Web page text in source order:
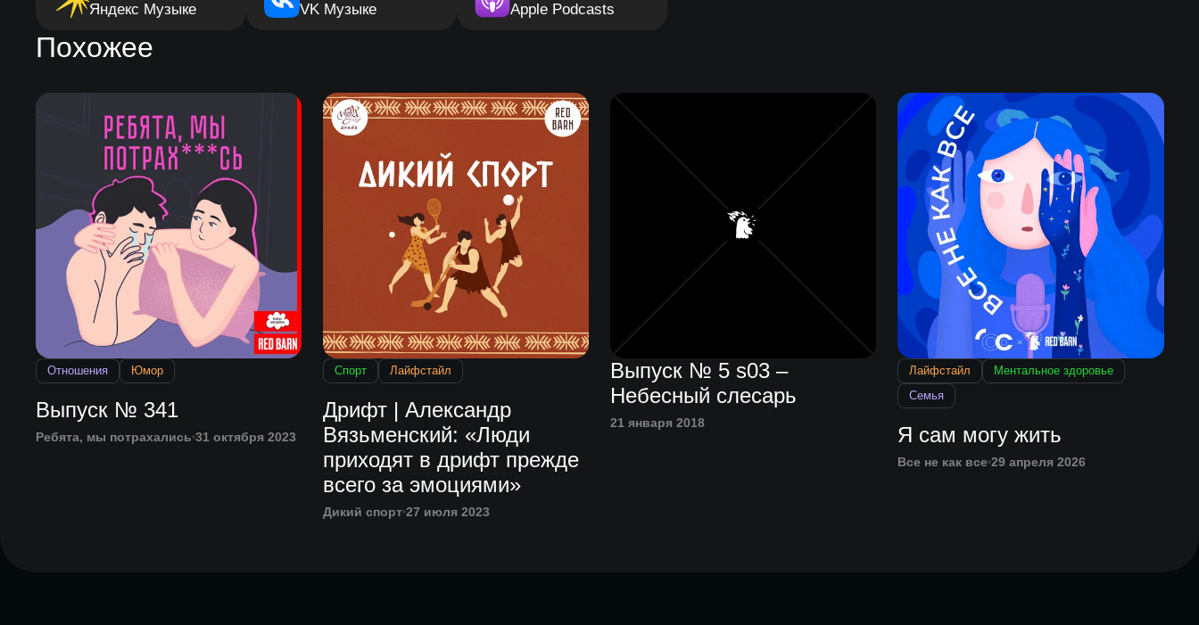
Яндекс Музыке VK Музыке Apple Podcasts
Похожее
Отношения Юмор
Выпуск № 341
Ребята, мы потрахались 31 октября 2023
Спорт Лайфстайл
Дрифт | Александр
Вязьменский: «Люди
приходят в дрифт прежде
всего за эмоциями»
Дикий спорт 27 июля 2023
Выпуск № 5 s03 –
Небесный слесарь
21 января 2018
Лайфстайл
Ментальное здоровье
Семья
Я сам могу жить
Все не как все 29 апреля 2026